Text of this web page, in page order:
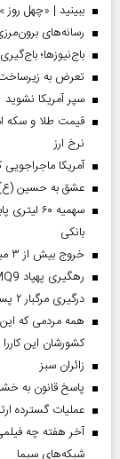
ببینید | «چهل
رسانه‌های
باج‌نیوزها؛
تعرض به
سپر آمریکا نشوید
نرخ ارز
آمریکا
عشق به حسین
سهمیه
بانکی
خروج بیش از ۳ میلیون زائر از تمام مرز‌های کشور
رهگیری پهپاد MQ9 بر فراز تنگه هرمز
درگیری مرگبار ۲ پسرخاله در پارک
همه مردمی که
کشورشان این
‌زائران سبز
پاسخ قانون به
عملیات گسترده
آخر هفته چه
شبکه‌های سیما